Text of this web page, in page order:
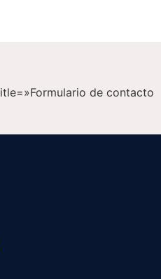
de contacto